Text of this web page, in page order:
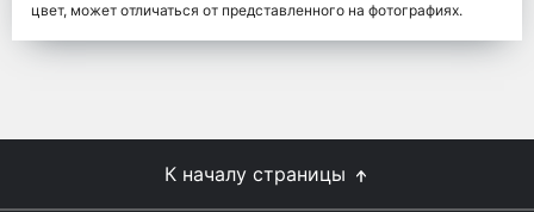
цвет, может отличаться от представленного на фотографиях.
К началу страницы